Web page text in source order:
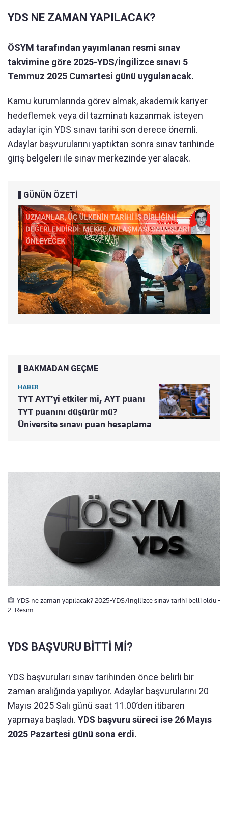
YDS NE ZAMAN YAPILACAK?
ÖSYM tarafından yayımlanan resmi sınav
takvimine göre 2025-YDS/İngilizce sınavı 5
Temmuz 2025 Cumartesi günü uygulanacak.
Kamu kurumlarında görev almak, akademik kariyer
hedeflemek veya dil tazminatı kazanmak isteyen
adaylar için YDS sınavı tarihi son derece önemli.
Adaylar başvurularını yaptıktan sonra sınav tarihinde
giriş belgeleri ile sınav merkezinde yer alacak.
GÜNÜN ÖZETİ
BAKMADAN GEÇME
HABER
TYT AYT’yi etkiler mi, AYT puanı
TYT puanını düşürür mü?
Üniversite sınavı puan hesaplama
YDS ne zaman yapılacak? 2025-YDS/İngilizce sınav tarihi belli oldu -
2. Resim
YDS BAŞVURU BİTTİ Mİ?
YDS başvuruları sınav tarihinden önce belirli bir
zaman aralığında yapılıyor. Adaylar başvurularını 20
Mayıs 2025 Salı günü saat 11.00’den itibaren
yapmaya başladı. YDS başvuru süreci ise 26 Mayıs
2025 Pazartesi günü sona erdi.